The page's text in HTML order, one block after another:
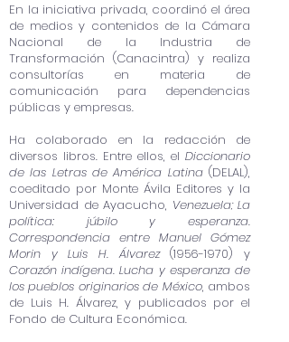
En la iniciativa privada, coordinó el área
de medios y contenidos de la Cámara
Nacional de la Industria de
Transformación (Canacintra) y realiza
consultorías en materia de
comunicación para dependencias
públicas y empresas.
Ha colaborado en la redacción de
diversos libros. Entre ellos, el Diccionario
de las Letras de América Latina(DELAL),
coeditado por Monte Ávila Editores y la
Universidad de Ayacucho, Venezuela; La
política: júbilo y esperanza.
Correspondencia entre Manuel Gómez
Morin y Luis H. Álvarez
(1956-1970) y
Corazón indígena. Lucha y esperanza de
los pueblos originarios de México, ambos
de Luis H. Álvarez, y publicados por el
Fondo de Cultura Económica.